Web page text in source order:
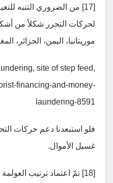
[17] من الضروري التنبه
موريتانيا، اليمن،
site of step feed,
financing-and-money-
laundering-8591
فلو استبعدنا دعم حركات
غسيل الأموال.